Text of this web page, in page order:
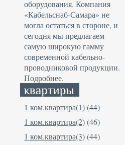
оборудования. Компания
«Кабельснаб-Самара» не
могла остаться в стороне, и
сегодня мы предлагаем
самую широкую гамму
современной кабельно-
проводниковой продукции.
Подробнее.
1 ком.квартира(1)(44)
1 ком.квартира(2)(46)
1 ком.квартира(3)(44)